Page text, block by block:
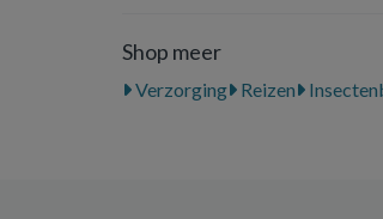
Shop meer
Verzorging Reizen